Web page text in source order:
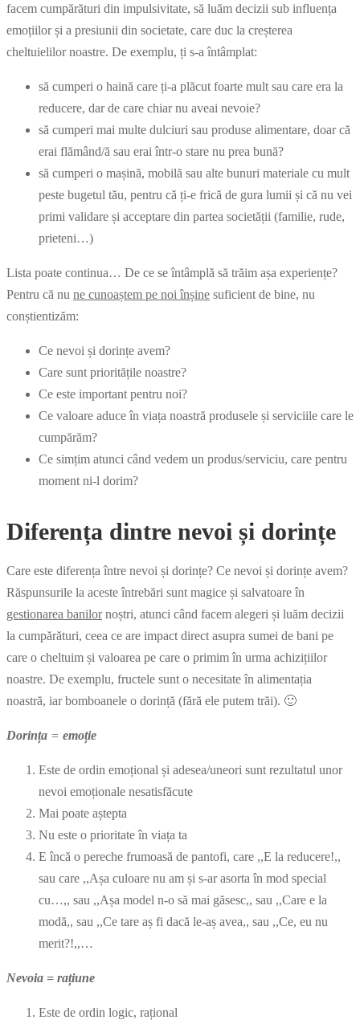
facem cumpărături din impulsivitate, să luăm decizii sub influența
emoțiilor și a presiunii din societate, care duc la creșterea
cheltuielilor noastre. De exemplu, ți s-a întâmplat:
să cumperi o haină care ți-a plăcut foarte mult sau care era la
reducere, dar de care chiar nu aveai nevoie?
să cumperi mai multe dulciuri sau produse alimentare, doar că
erai flămând/ă sau erai într-o stare nu prea bună?
să cumperi o mașină, mobilă sau alte bunuri materiale cu mult
peste bugetul tău, pentru că ți-e frică de gura lumii și că nu vei
primi validare și acceptare din partea societății (familie, rude,
prieteni…)
Lista poate continua… De ce se întâmplă să trăim așa experiențe?
Pentru că nu ne cunoaștem pe noi înșine suficient de bine, nu
conștientizăm:
Ce nevoi și dorințe avem?
Care sunt prioritățile noastre?
Ce este important pentru noi?
Ce valoare aduce în viața noastră produsele și serviciile care le
cumpărăm?
Ce simțim atunci când vedem un produs/serviciu, care pentru
moment ni-l dorim?
Diferența dintre nevoi și dorințe
Care este diferența între nevoi și dorințe? Ce nevoi și dorințe avem?
Răspunsurile la aceste întrebări sunt magice și salvatoare în
gestionarea banilornoștri, atunci când facem alegeri și luăm decizii
la cumpărături, ceea ce are impact direct asupra sumei de bani pe
care o cheltuim și valoarea pe care o primim în urma achizițiilor
noastre. De exemplu, fructele sunt o necesitate în alimentația
noastră, iar bomboanele o dorință (fără ele putem trăi). 🙂
Dorința = emoție
Este de ordin emoțional și adesea/uneori sunt rezultatul unor
nevoi emoționale nesatisfăcute
Mai poate aștepta
Nu este o prioritate în viața ta
E încă o pereche frumoasă de pantofi, care ,,E la reducere!,,
sau care ,,Așa culoare nu am și s-ar asorta în mod special
cu…,, sau ,,Așa model n-o să mai găsesc,, sau ,,Care e la
modă,, sau ,,Ce tare aș fi dacă le-aș avea,, sau ,,Ce, eu nu
merit?!,,…
Nevoia = rațiune
Este de ordin logic, rațional